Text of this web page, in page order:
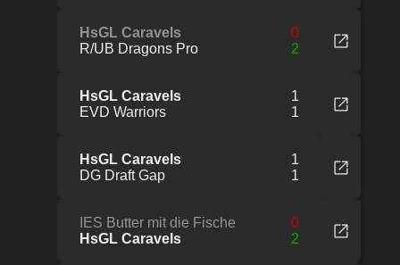
HsGL Caravels
0
R/UB Dragons Pro
2
HsGL Caravels
1
EVD Warriors
1
HsGL Caravels
1
DG Draft Gap
1
IES Butter mit die Fische
0
HsGL Caravels
2